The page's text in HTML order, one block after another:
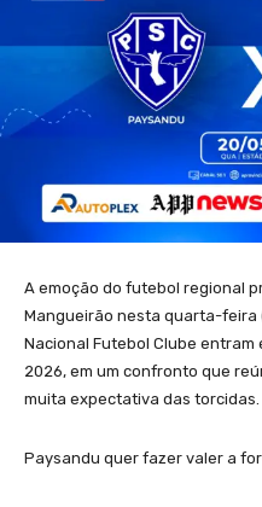
A emoção do futebol regional
Mangueirão nesta quarta-feira
Nacional Futebol Clube entram
2026, em um confronto que
muita expectativa das torcidas.
Paysandu quer fazer valer a